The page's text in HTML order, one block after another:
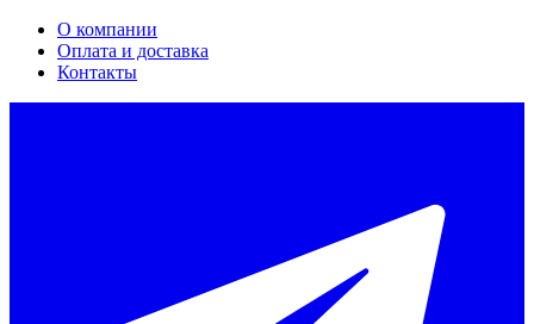
О компании
Оплата и доставка
Контакты